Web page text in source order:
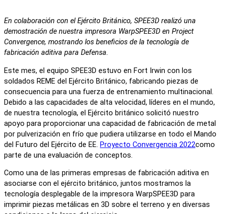
En colaboración con el Ejército Británico, SPEE3D realizó una
demostración de nuestra impresora WarpSPEE3D en Project
Convergence, mostrando los beneficios de la tecnología de
fabricación aditiva para Defensa.
Este mes, el equipo SPEE3D estuvo en Fort Irwin con los
soldados REME del Ejército Británico, fabricando piezas de
consecuencia para una fuerza de entrenamiento multinacional.
Debido a las capacidades de alta velocidad, líderes en el mundo,
de nuestra tecnología, el Ejército británico solicitó nuestro
apoyo para proporcionar una capacidad de fabricación de metal
por pulverización en frío que pudiera utilizarse en todo el Mando
del Futuro del Ejército de EE. Proyecto Convergencia 2022como
parte de una evaluación de conceptos.
Como una de las primeras empresas de fabricación aditiva en
asociarse con el ejército británico, juntos mostramos la
tecnología desplegable de la impresora WarpSPEE3D para
imprimir piezas metálicas en 3D sobre el terreno y en diversas